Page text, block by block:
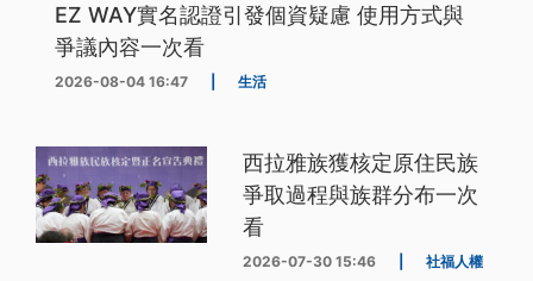
EZ WAY實名認證引發個資疑慮 使用方式與
爭議內容一次看
2026-08-04 16:47 生活
西拉雅族獲核定原住民族
爭取過程與族群分布一次
看
2026-07-30 15:46 社福人權